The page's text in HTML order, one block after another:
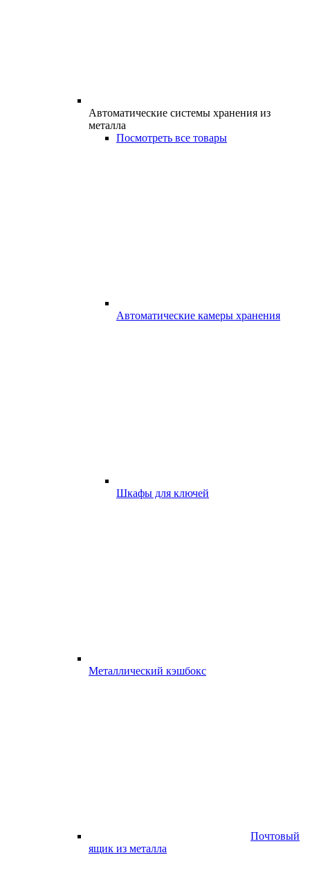
Автоматические системы хранения из
металла
Посмотреть все товары
Автоматические камеры хранения
Шкафы для ключей
Металлический кэшбокс
Почтовый
ящик из металла